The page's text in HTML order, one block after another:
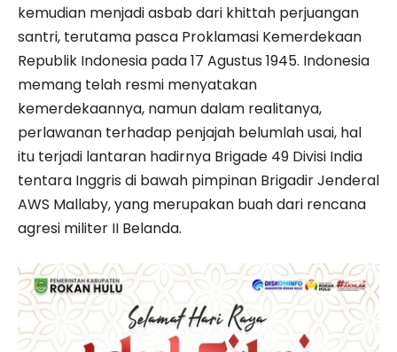
kemudian menjadi asbab dari khittah perjuangan
santri, terutama pasca Proklamasi Kemerdekaan
Republik Indonesia pada 17 Agustus 1945. Indonesia
memang telah resmi menyatakan
kemerdekaannya, namun dalam realitanya,
perlawanan terhadap penjajah belumlah usai, hal
itu terjadi lantaran hadirnya Brigade 49 Divisi India
tentara Inggris di bawah pimpinan Brigadir Jenderal
AWS Mallaby, yang merupakan buah dari rencana
agresi militer II Belanda.